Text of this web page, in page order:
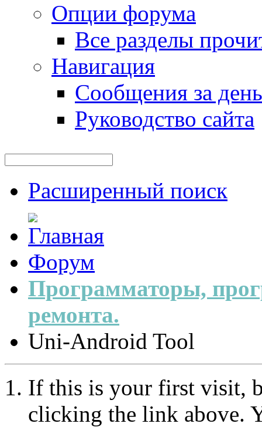
Опции форума
Все разделы
Навигация
Сообщения за день
Руководство сайта
Расширенный поиск
Форум
Программаторы,
ремонта.
Uni-Android Tool
If this is your first visit,
clicking the link above.